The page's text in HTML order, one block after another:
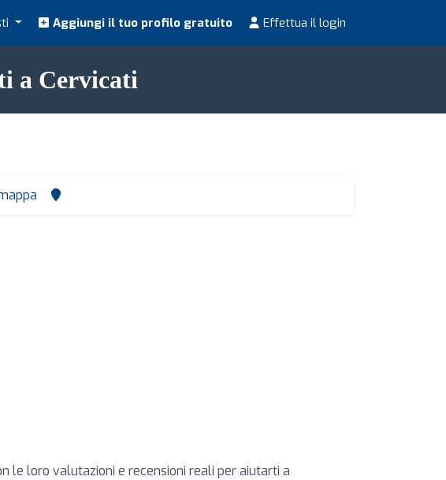
Aggiungi il tuo profilo gratuito Effettua il login
a Cervicati
le loro valutazioni e recensioni reali per aiutarti a